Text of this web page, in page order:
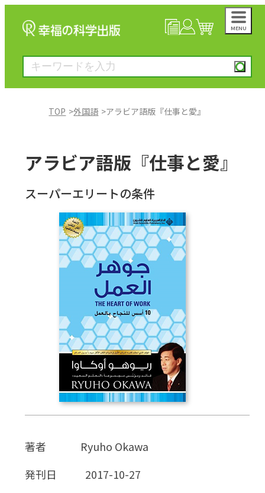
MENU
絵本
雑誌
DVD・ブルーレイ
雑貨
外国語
TOP 外国語 アラビア語版『仕事と愛』
アラビア語版『仕事と愛』
スーパーエリートの条件
著者
Ryuho Okawa
発刊日
2017-10-27